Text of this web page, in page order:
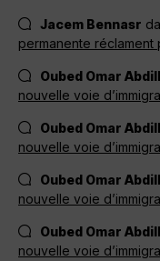
Jacem Bennasr
permanente
Oubed Omar
nouvelle voie
Oubed Omar
nouvelle voie
Oubed Omar
nouvelle voie
Oubed Omar
nouvelle voie